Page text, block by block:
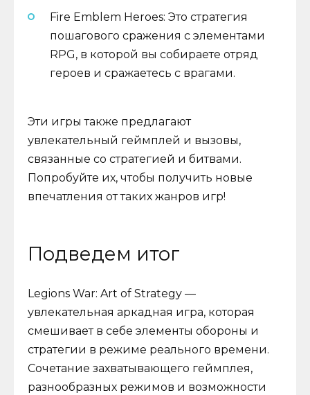
Fire Emblem Heroes: Это стратегия
пошагового сражения с элементами
RPG, в которой вы собираете отряд
героев и сражаетесь с врагами.
Эти игры также предлагают
увлекательный геймплей и вызовы,
связанные со стратегией и битвами.
Попробуйте их, чтобы получить новые
впечатления от таких жанров игр!
Подведем итог
Legions War: Art of Strategy —
увлекательная аркадная игра, которая
смешивает в себе элементы обороны и
стратегии в режиме реального времени.
Сочетание захватывающего геймплея,
разнообразных режимов и возможности